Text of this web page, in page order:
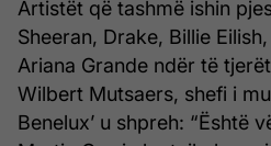
Artistët që tashmë ishin
Sheeran, Drake, Billie
Ariana Grande ndër të
Wilbert Mutsaers, shefi i
Benelux’ u shpreh: “Është